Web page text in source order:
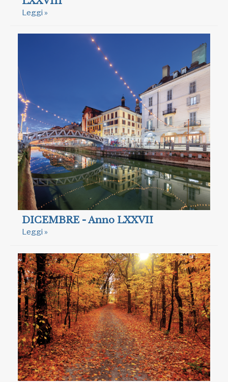
Leggi »
DICEMBRE - Anno LXXVII
Leggi »